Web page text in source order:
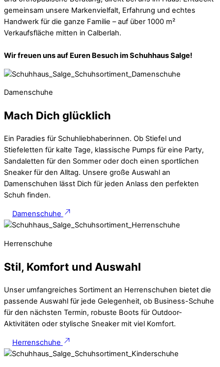
gemeinsam unsere Markenvielfalt, Erfahrung und echtes
Handwerk für die ganze Familie – auf über 1000 m²
Verkaufsfläche mitten in Calberlah.
Wir freuen uns auf Euren Besuch im Schuhhaus Salge!
Damenschuhe
Mach Dich glücklich
Ein Paradies für Schuhliebhaberinnen. Ob Stiefel und
Stiefeletten für kalte Tage, klassische Pumps für eine Party,
Sandaletten für den Sommer oder doch einen sportlichen
Sneaker für den Alltag. Unsere große Auswahl an
Damenschuhen lässt Dich für jeden Anlass den perfekten
Schuh finden.
Damenschuhe
Herrenschuhe
Stil, Komfort und Auswahl
Unser umfangreiches Sortiment an Herrenschuhen bietet die
passende Auswahl für jede Gelegenheit, ob Business-Schuhe
für den nächsten Termin, robuste Boots für Outdoor-
Aktivitäten oder stylische Sneaker mit viel Komfort.
Herrenschuhe